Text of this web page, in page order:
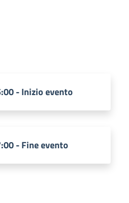
- Inizio evento
- Fine evento